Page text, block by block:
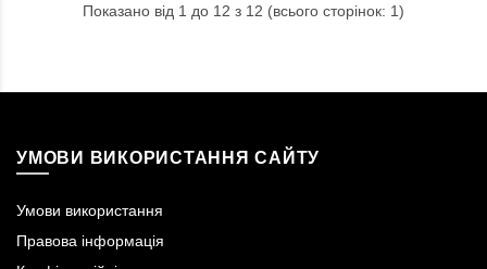
Показано від 1 до 12 з 12 (всього сторінок: 1)
УМОВИ ВИКОРИСТАННЯ САЙТУ
Умови використання
Правова інформація